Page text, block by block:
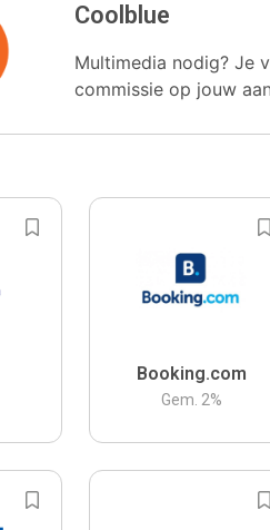
Coolblue
Multimedia nodig? Je
commissie op jouw
Booking.com
Gem. 2%